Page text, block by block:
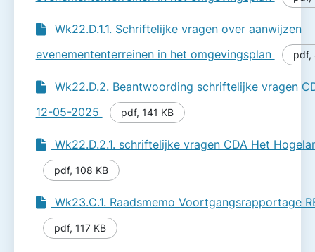
Wk22.D.1.1. Schriftelijke vragen over aanwijzen
evenemententerreinen in het omgevingsplan
pdf,
Wk22.D.2. Beantwoording schriftelijke vragen
12-05-2025
pdf, 141 KB
Wk22.D.2.1. schriftelijke vragen CDA Het
pdf, 108 KB
Wk23.C.1. Raadsmemo Voortgangsrapportage
pdf, 117 KB